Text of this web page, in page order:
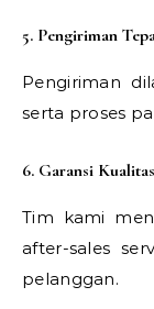
5. Pengiriman
Pengiriman
serta proses
6. Garansi
Tim kami
after-sales
pelanggan.